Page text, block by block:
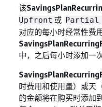
该
Upfront 或 Partial
对应的每小时经常性费
中，之后每小时添加一次
时费用和使用量）或天
的金额将在购买时添加